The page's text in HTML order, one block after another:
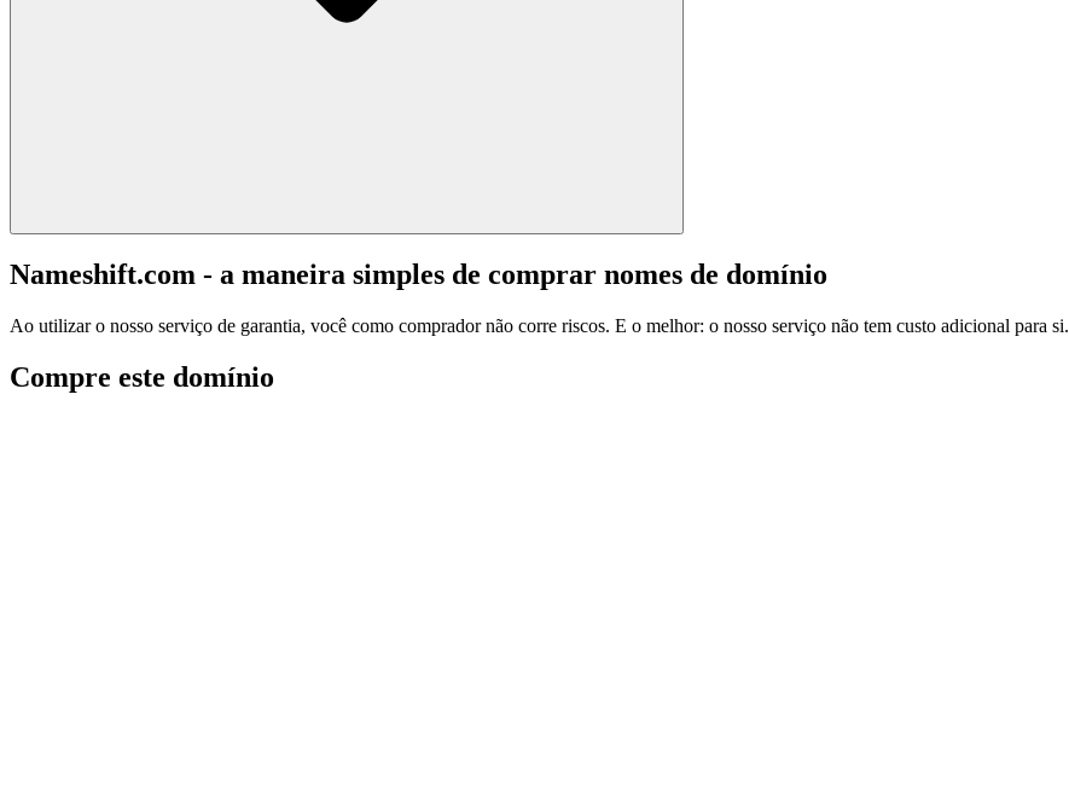
Nameshift.com - a maneira simples de comprar nomes de domínio
Ao utilizar o nosso serviço de garantia, você como comprador não corre riscos. E o melhor: o nosso serviço não tem custo adicional para si.
Compre este domínio